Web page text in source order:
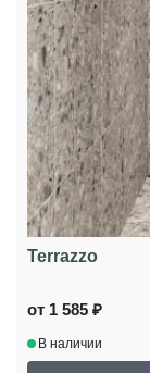
Terrazzo
от 1 585 ₽
В наличии